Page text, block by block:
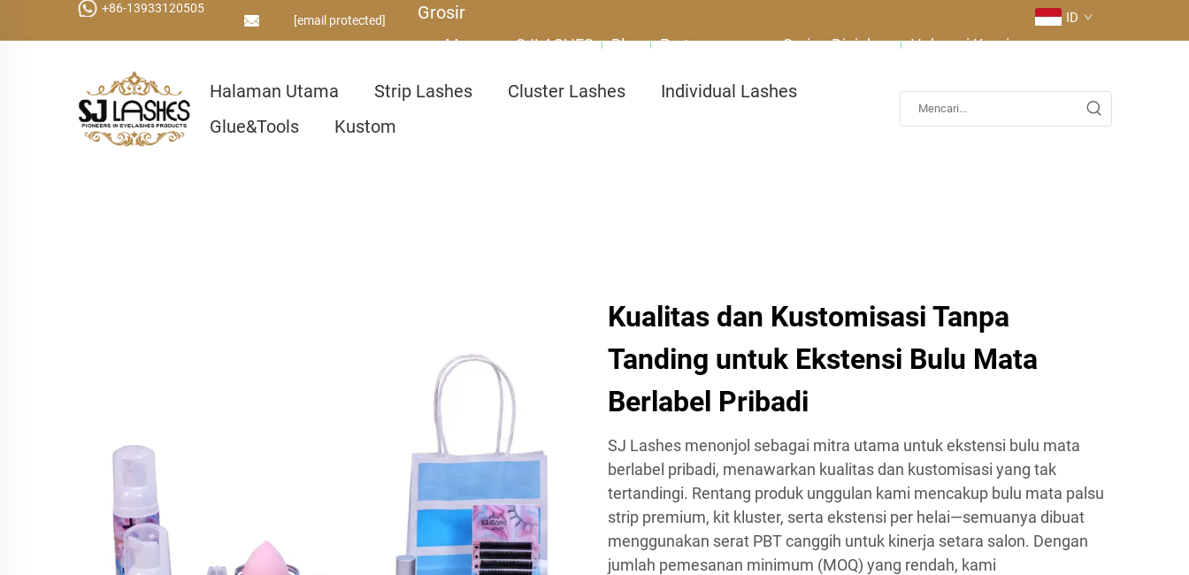
+86-13933120505
[email protected]
Grosir ID
Mengapa SJLASHES Blog Pertanyaan yang Sering Diajukan Hubungi Kami
Halaman Utama Strip Lashes Cluster Lashes
Individual Lashes
Glue&Tools
Kustom
Kualitas dan Kustomisasi Tanpa
Tanding untuk Ekstensi Bulu Mata
Berlabel Pribadi
SJ Lashes menonjol sebagai mitra utama untuk ekstensi bulu mata
berlabel pribadi, menawarkan kualitas dan kustomisasi yang tak
tertandingi. Rentang produk unggulan kami mencakup bulu mata palsu
strip premium, kit kluster, serta ekstensi per helai—semuanya dibuat
menggunakan serat PBT canggih untuk kinerja setara salon. Dengan
jumlah pemesanan minimum (MOQ) yang rendah, kami